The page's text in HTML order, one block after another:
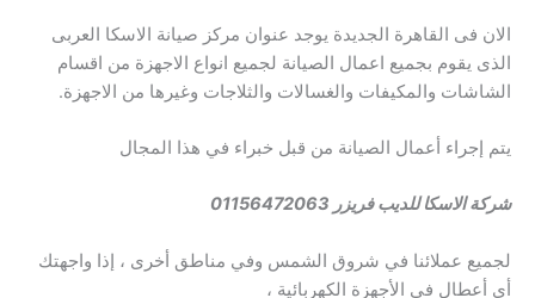
الان فى القاهرة الجديدة يوجد عنوان مركز صيانة الاسكا العربى
الذى يقوم بجميع اعمال الصيانة لجميع انواع الاجهزة من اقسام
الشاشات والمكيفات والغسالات والثلاجات وغيرها من الاجهزة.
يتم إجراء أعمال الصيانة من قبل خبراء في هذا المجال
شركة الاسكا للديب فريزر 01156472063
لجميع عملائنا في شروق الشمس وفي مناطق أخرى ، إذا واجهتك
أي أعطال في الأجهزة الكهربائية ،